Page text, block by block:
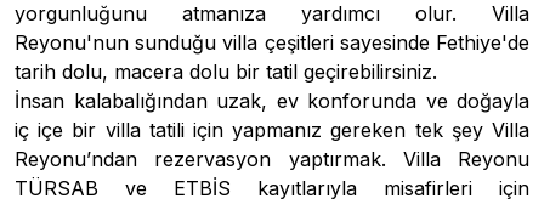
yorgunluğunu atmanıza yardımcı olur. Villa
Reyonu'nun sunduğu villa çeşitleri sayesinde Fethiye'de
tarih dolu, macera dolu bir tatil geçirebilirsiniz.
İnsan kalabalığından uzak, ev konforunda ve doğayla
iç içe bir villatatili için yapmanız gereken tek şey Villa
Reyonu’ndan rezervasyon yaptırmak. Villa Reyonu
TÜRSAB ve ETBİS kayıtlarıyla misafirleri için